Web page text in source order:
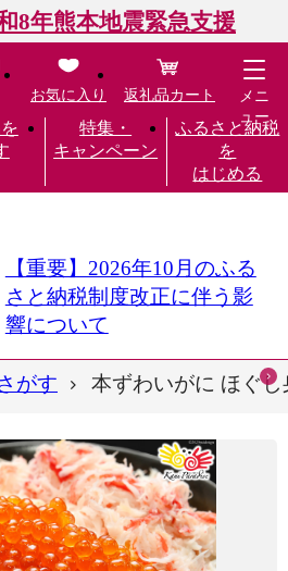
8年熊本地震緊急支援
特集・
キャンペーン
ふるさと納税
を
はじめる
お気に入り 返礼品カート
メニ
ュー
【重要】2026年10月のふる
さと納税制度改正に伴う影
響について
がす 本ずわいがに ほぐ